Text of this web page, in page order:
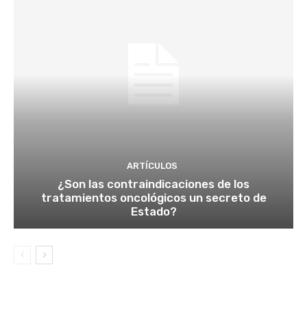
ARTÍCULOS
¿Son las contraindicaciones de los
tratamientos oncológicos un secreto de
Estado?